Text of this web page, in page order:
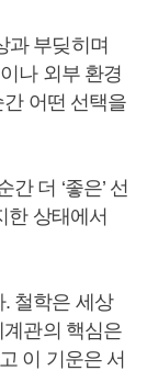
과 부딪히며
나 외부 환경
어떤 선택을
더 ‘좋은’ 선
한 상태에서
철학은 세상
관의 핵심은
이 기운은 서